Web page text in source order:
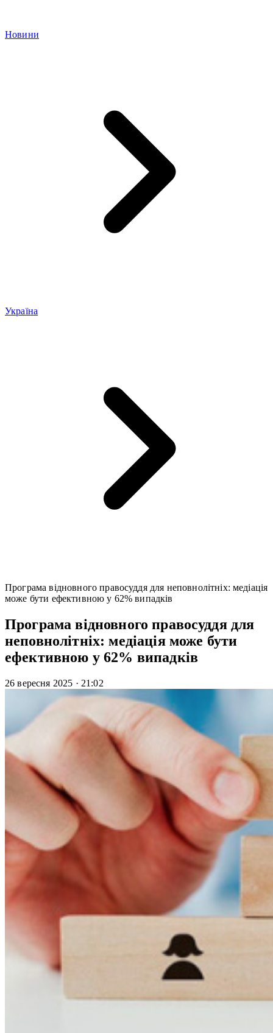
Новини
Україна
Програма відновного правосуддя для неповнолітніх: медіація
може бути ефективною у 62% випадків
Програма відновного правосуддя для
неповнолітніх: медіація може бути
ефективною у 62% випадків
26 вересня 2025 · 21:02